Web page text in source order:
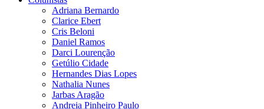
Adriana Bernardo
Clarice Ebert
Cris Beloni
Daniel Ramos
Darci Lourenção
Getúlio Cidade
Hernandes Dias Lopes
Nathalia Nunes
Jarbas Aragão
Andreia Pinheiro Paulo